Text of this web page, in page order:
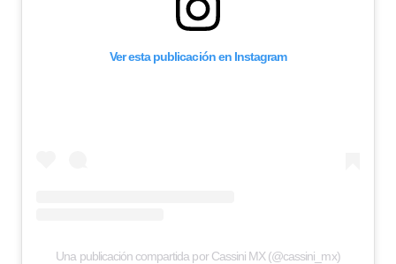
Ver esta publicación en Instagram
Una publicación compartida por Cassini MX (@cassini_mx)